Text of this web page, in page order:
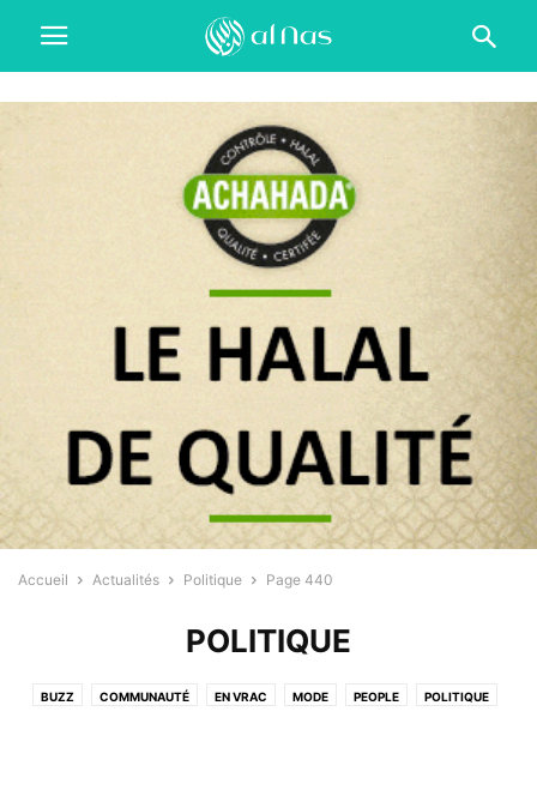
Accueil Actualités Politique Page 440
POLITIQUE
BUZZ COMMUNAUTÉ EN VRAC MODE PEOPLE POLITIQUE